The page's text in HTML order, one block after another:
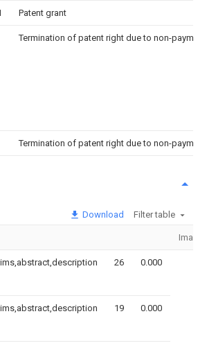
Patent grant
Termination of patent right due to non-
Termination of patent right due to non-
Download Filter table
Image
26 0.000
19 0.000